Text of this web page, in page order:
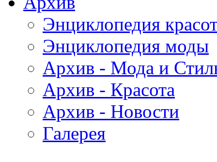
Энциклопедия
Энциклопедия моды
Архив - Мода и
Архив - Красота
Архив - Новости
Галерея